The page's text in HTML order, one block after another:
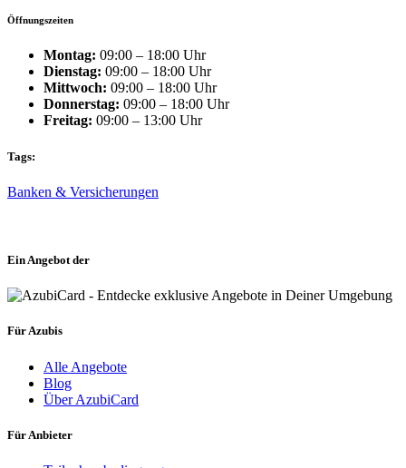
Öffnungszeiten
Montag: 09:00 – 18:00 Uhr
Dienstag: 09:00 – 18:00 Uhr
Mittwoch: 09:00 – 18:00 Uhr
Donnerstag: 09:00 – 18:00 Uhr
Freitag: 09:00 – 13:00 Uhr
Tags:
Banken & Versicherungen
Ein Angebot der
Für Azubis
Alle Angebote
Blog
Über AzubiCard
Für Anbieter